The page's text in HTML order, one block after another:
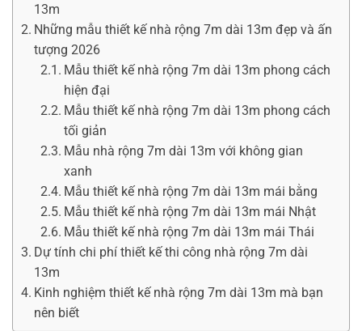
13m
Những mẫu thiết kế nhà rộng 7m dài 13m đẹp và ấn
tượng 2026
Mẫu thiết kế nhà rộng 7m dài 13m phong cách
hiện đại
Mẫu thiết kế nhà rộng 7m dài 13m phong cách
tối giản
Mẫu nhà rộng 7m dài 13m với không gian
xanh
Mẫu thiết kế nhà rộng 7m dài 13m mái bằng
Mẫu thiết kế nhà rộng 7m dài 13m mái Nhật
Mẫu thiết kế nhà rộng 7m dài 13m mái Thái
Dự tính chi phí thiết kế thi công nhà rộng 7m dài
13m
Kinh nghiệm thiết kế nhà rộng 7m dài 13m mà bạn
nên biết